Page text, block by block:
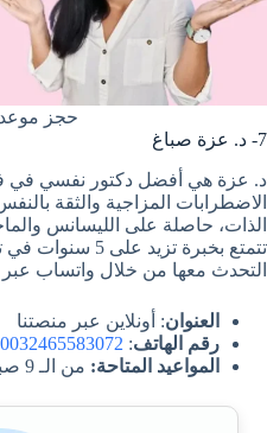
حجز
7- د. عزة صباغ
د. عزة هي أفضل دكتور نفسي في
الاضطرابات المزاجية والثقة
الذات، حاصلة على الليسانس
تتمتع بخبرة
التحدث معها من خلال واتساب عبر
العنوان: أونلاين عبر منصتنا
رقم الهاتف:
0032465583072
المواعيد المتاحة: من الـ 9 صباحاً وحتى الـ 12 ليلاً